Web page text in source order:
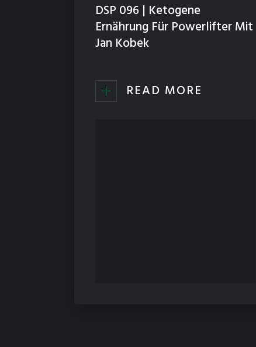
DSP 096 | Ketogene
Ernährung Für Powerlifter Mit
Jan Kobek
READ MORE